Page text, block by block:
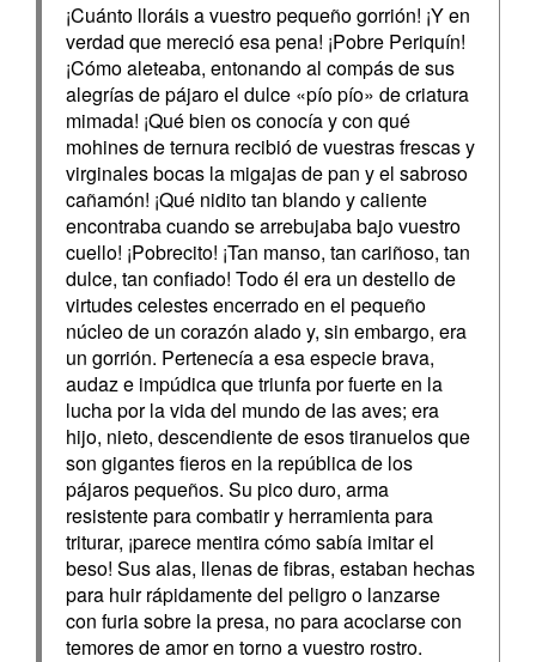
¡Cuánto lloráis a vuestro pequeño gorrión! ¡Y en
verdad que mereció esa pena! ¡Pobre Periquín!
¡Cómo aleteaba, entonando al compás de sus
alegrías de pájaro el dulce «pío pío» de criatura
mimada! ¡Qué bien os conocía y con qué
mohines de ternura recibió de vuestras frescas y
virginales bocas la migajas de pan y el sabroso
cañamón! ¡Qué nidito tan blando y caliente
encontraba cuando se arrebujaba bajo vuestro
cuello! ¡Pobrecito! ¡Tan manso, tan cariñoso, tan
dulce, tan confiado! Todo él era un destello de
virtudes celestes encerrado en el pequeño
núcleo de un corazón alado y, sin embargo, era
un gorrión. Pertenecía a esa especie brava,
audaz e impúdica que triunfa por fuerte en la
lucha por la vida del mundo de las aves; era
hijo, nieto, descendiente de esos tiranuelos que
son gigantes fieros en la república de los
pájaros pequeños. Su pico duro, arma
resistente para combatir y herramienta para
triturar, ¡parece mentira cómo sabía imitar el
beso! Sus alas, llenas de fibras, estaban hechas
para huir rápidamente del peligro o lanzarse
con furia sobre la presa, no para acoclarse con
temores de amor en torno a vuestro rostro.